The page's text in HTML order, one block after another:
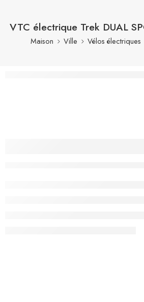
VTC électrique Trek DUAL
Maison Ville Vélos électriques